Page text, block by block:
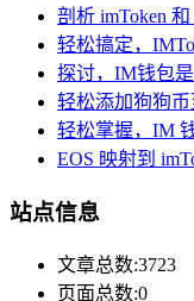
剖析 imToken
轻松搞定，
探讨，IM钱包是
轻松添加狗狗
轻松掌握，IM
EOS 映射到
站点信息
文章总数:3723
页面总数:0